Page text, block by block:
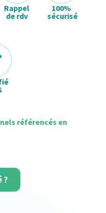
Rappel
de rdv
100%
sécurisé
référencés en
?